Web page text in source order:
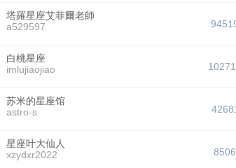
塔羅星座艾菲爾老師
a529597
白桃星座
imlujiaojiao
苏米的星座馆
astro-s
星座叶大仙人
xzydxr2022